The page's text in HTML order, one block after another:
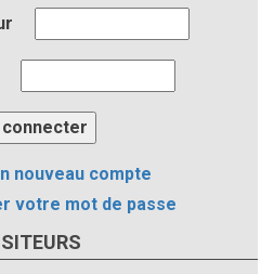
nouveau compte
votre mot de passe